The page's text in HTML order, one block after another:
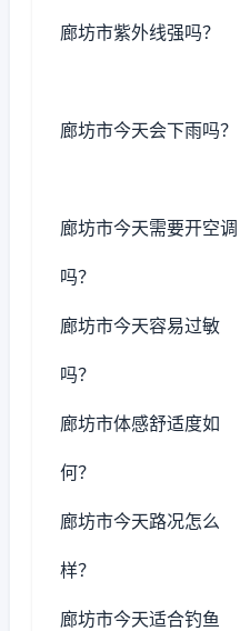
廊坊市紫外线强吗？
廊坊市今天会下雨吗？
廊坊市今天需要开空调
吗？
廊坊市今天容易过敏
吗？
廊坊市体感舒适度如
何？
廊坊市今天路况怎么
样？
廊坊市今天适合钓鱼